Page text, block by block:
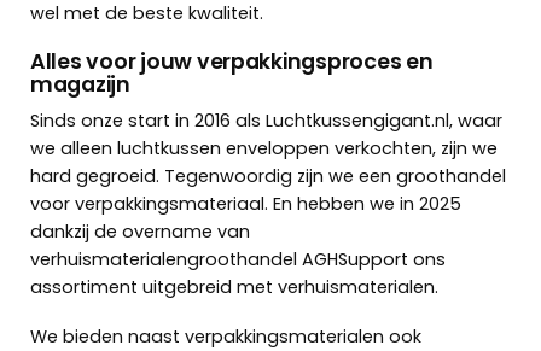
wel met de beste kwaliteit.
Alles voor jouw verpakkingsproces en
magazijn
Sinds onze start in 2016 als Luchtkussengigant.nl, waar
we alleen luchtkussen enveloppen verkochten, zijn we
hard gegroeid. Tegenwoordig zijn we een groothandel
voor verpakkingsmateriaal. En hebben we in 2025
dankzij de overname van
verhuismaterialengroothandel AGHSupport ons
assortiment uitgebreid met verhuismaterialen.
We bieden naast verpakkingsmaterialen ook